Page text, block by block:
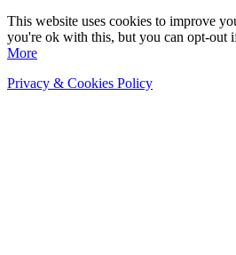
This website uses cookies to improve
you're ok with this, but you can opt-out
More
Privacy & Cookies Policy